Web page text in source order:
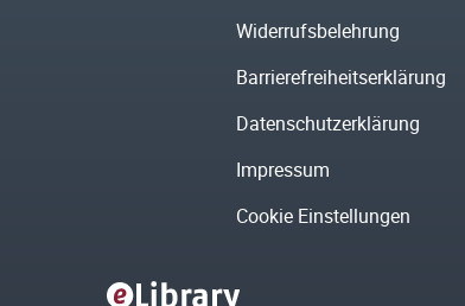
Widerrufsbelehrung
Barrierefreiheitserklärung
Datenschutzerklärung
Impressum
Cookie Einstellungen